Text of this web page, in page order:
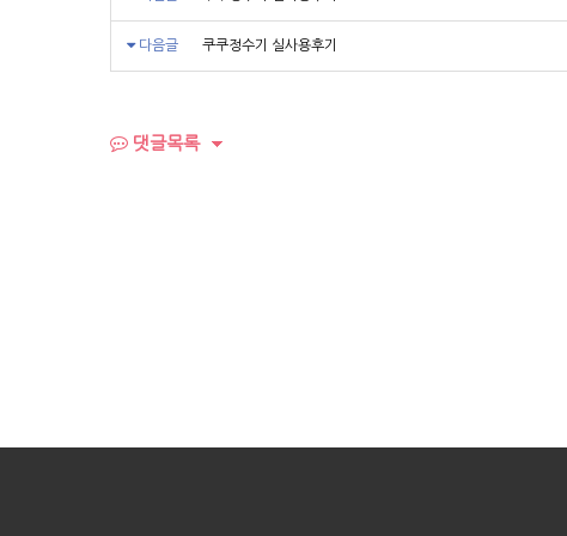
다음글 쿠쿠정수기 실사용후기
댓글목록